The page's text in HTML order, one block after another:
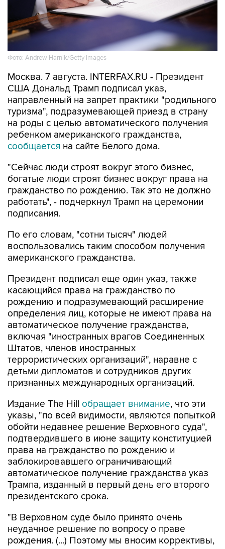
Фото: Andrew Harnik/Getty Images
Москва. 7 августа. INTERFAX.RU - Президент
направленный на запрет практики "родильного
туризма", подразумевающей приезд в страну
на роды с целью автоматического получения
ребенком американского гражданства,
сообщаетсяна сайте Белого дома.
"Сейчас люди строят вокруг этого бизнес,
гражданство по рождению. Так это не должно
работать", - подчеркнул Трамп на церемонии
подписания.
По его словам, "сотни тысяч" людей
американского гражданства.
Президент подписал еще один указ, также
рождению и подразумевающий расширение
определения лиц, которые не имеют права на
автоматическое получение гражданства,
включая "иностранных врагов Соединенных
Штатов, членов иностранных
террористических организаций", наравне с
детьми дипломатов и сотрудников других
признанных международных организаций.
Издание The Hillобращает внимание, что эти
обойти недавнее решение Верховного суда",
подтвердившего в июне защиту конституцией
права на гражданство по рождению и
заблокировавшего ограничивающий
автоматическое получение гражданства указ
Трампа, изданный в первый день его второго
президентского срока.
"В Верховном суде было принято очень
рождения. (...) Поэтому мы вносим коррективы,
потому что это очень несправедливо", -
пояснил президент.